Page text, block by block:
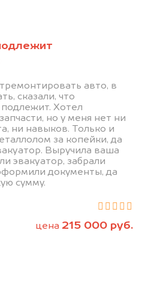
авто, в
сказали, что
Хотел
но у меня нет ни
ни навыков. Только и
за копейки, да
Выручила ваша
эвакуатор, забрали
документы, да
сумму.
цена 215 000 руб.
на 20.000 руб.
на